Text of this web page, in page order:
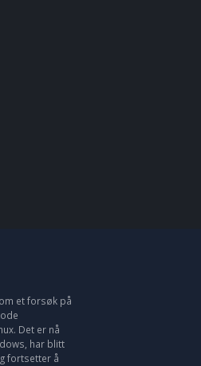
et forsøk på
Det er nå
har blitt
fortsetter å